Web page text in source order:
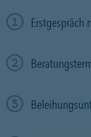
Erstgespräch